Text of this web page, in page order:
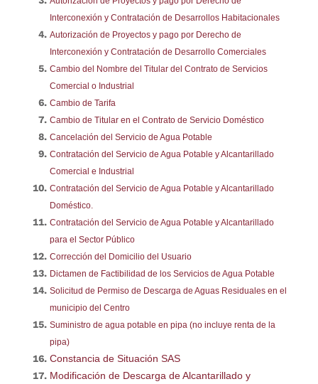
Interconexión y Contratación de Desarrollos Habitacionales
Autorización de Proyectos y pago por Derecho de
Interconexión y Contratación de Desarrollo Comerciales
Cambio del Nombre del Titular del Contrato de Servicios
Comercial o Industrial
Cambio de Tarifa
Cambio de Titular en el Contrato de Servicio Doméstico
Cancelación del Servicio de Agua Potable
Contratación del Servicio de Agua Potable y Alcantarillado
Comercial e Industrial
Contratación del Servicio de Agua Potable y Alcantarillado
Doméstico.
Contratación del Servicio de Agua Potable y Alcantarillado
para el Sector Público
Corrección del Domicilio del Usuario
Dictamen de Factibilidad de los Servicios de Agua Potable
Solicitud de Permiso de Descarga de Aguas Residuales en el
municipio del Centro
Suministro de agua potable en pipa (no incluye renta de la
pipa)
Constancia de Situación SAS
Modificación de Descarga de Alcantarillado y